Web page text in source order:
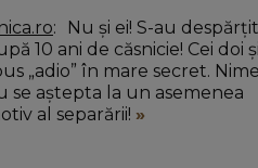
10 ani de căsnicie! Cei doi
„adio” în mare secret.
se aștepta la un asemenea
al separării!